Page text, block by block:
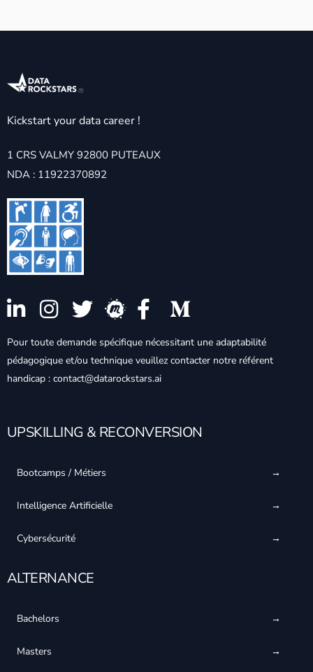
Kickstart your data career !
1 CRS VALMY 92800 PUTEAUX
NDA : 11922370892
Pour toute demande spécifique nécessitant une adaptabilité
pédagogique et/ou technique veuillez contacter notre référent
handicap : contact@datarockstars.ai
UPSKILLING & RECONVERSION
Bootcamps / Métiers
Intelligence Artificielle
Cybersécurité
ALTERNANCE
Bachelors
Masters